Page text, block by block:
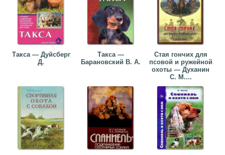
Такса — Дуйсберг
Д.
Такса —
Барановский В. А.
Стая гончих для
псовой и ружейной
охоты — Духанин
С. М....